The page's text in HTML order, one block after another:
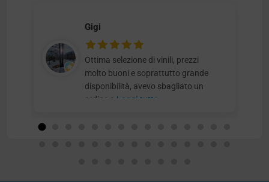
Gigi
Ottima selezione di vinili, prezzi
molto buoni e soprattutto grande
disponibilità, avevo sbagliato un
ordine e Leggi tutto